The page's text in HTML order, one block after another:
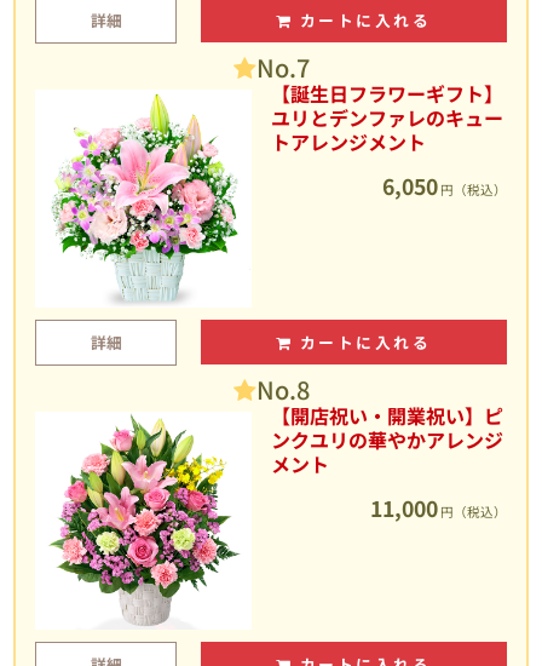
詳細 カートに入れる
No.7
【誕生日フラワーギフト】
ユリとデンファレのキュー
トアレンジメント
6,050 円（税込）
詳細 カートに入れる
No.8
【開店祝い・開業祝い】ピ
ンクユリの華やかアレンジ
メント
11,000 円（税込）